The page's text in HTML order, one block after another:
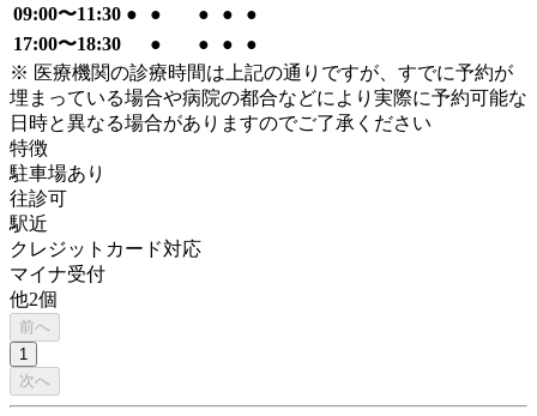
09:00〜11:30 ● ● ● ●
●
17:00〜18:30
● ● ●
●
※ 医療機関の診療時間は上記の通りですが、すでに予約が
埋まっている場合や病院の都合などにより実際に予約可能な
日時と異なる場合がありますのでご了承ください
特徴
駐車場あり
往診可
駅近
クレジットカード対応
マイナ受付
他2個
前へ
1
次へ